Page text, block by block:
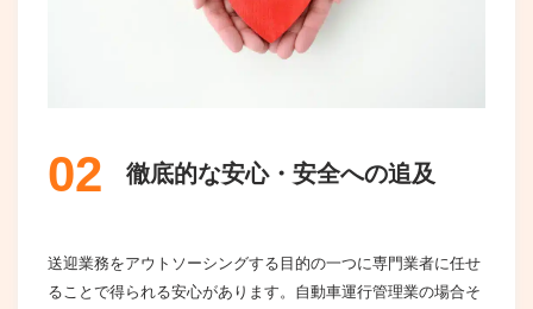
02 徹底的な安心・安全への追及
送迎業務をアウトソーシングする目的の一つに専門業者に任せ
ることで得られる安心があります。自動車運行管理業の場合そ